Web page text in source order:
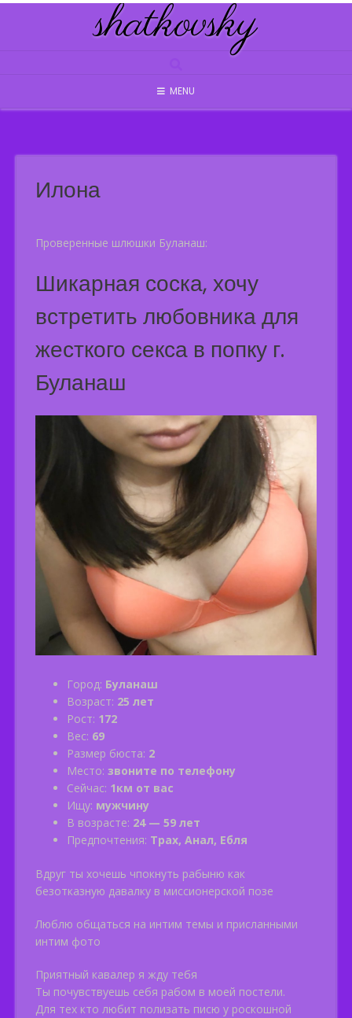
Skip
shatkovsky
MENU
Илона
Проверенные шлюшки Буланаш:
Шикарная соска, хочу
встретить любовника для
жесткого секса в попку г.
Буланаш
Город: Буланаш
Возраст: 25 лет
Рост: 172
Вес: 69
Размер бюста: 2
Место: звоните по телефону
Сейчас: 1км от вас
Ищу: мужчину
В возрасте: 24 — 59 лет
Предпочтения: Трах, Анал, Ебля
Вдруг ты хочешь чпокнуть рабыню как
безотказную давалку в миссионерской позе
Люблю общаться на интим темы и приcланными
интим фото
Приятный кавалер я жду тебя
Ты почувствуешь себя рабом в моей постели.
Для тех кто любит полизать писю у роскошной